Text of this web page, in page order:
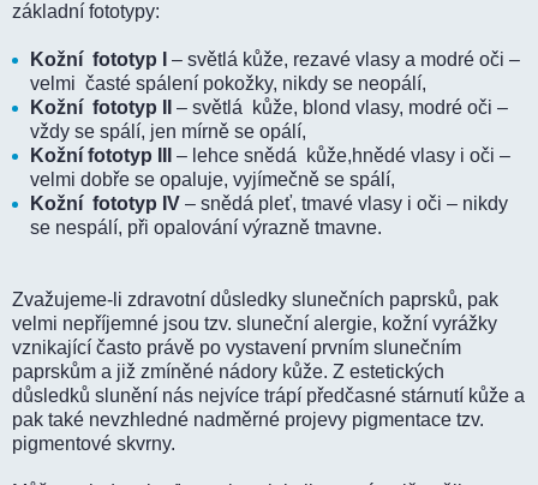
základní fototypy:
Kožní fototyp I
– světlá kůže, rezavé vlasy a modré oči –
velmi časté spálení pokožky, nikdy se neopálí,
Kožní fototyp II
– světlá kůže, blond vlasy, modré oči –
vždy se spálí, jen mírně se opálí,
Kožní fototyp III
– lehce snědá kůže,hnědé vlasy i oči –
velmi dobře se opaluje, vyjímečně se spálí,
Kožní fototyp IV – snědá pleť, tmavé vlasy i oči – nikdy
se nespálí, při opalování výrazně tmavne.
Zvažujeme-li zdravotní důsledky slunečních paprsků, pak
velmi nepříjemné jsou tzv. sluneční alergie, kožní vyrážky
vznikající často právě po vystavení prvním slunečním
paprskům a již zmíněné nádory kůže. Z estetických
důsledků slunění nás nejvíce trápí předčasné stárnutí kůže a
pak také nevzhledné nadměrné projevy pigmentace tzv.
pigmentové skvrny.